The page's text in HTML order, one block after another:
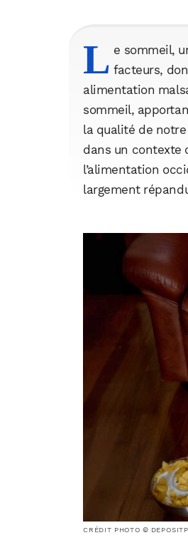
L e sommeil,
facteurs,
alimentation
sommeil,
la qualité de
dans un contexte
l’alimentation
largement
CRÉDIT PHOTO ©